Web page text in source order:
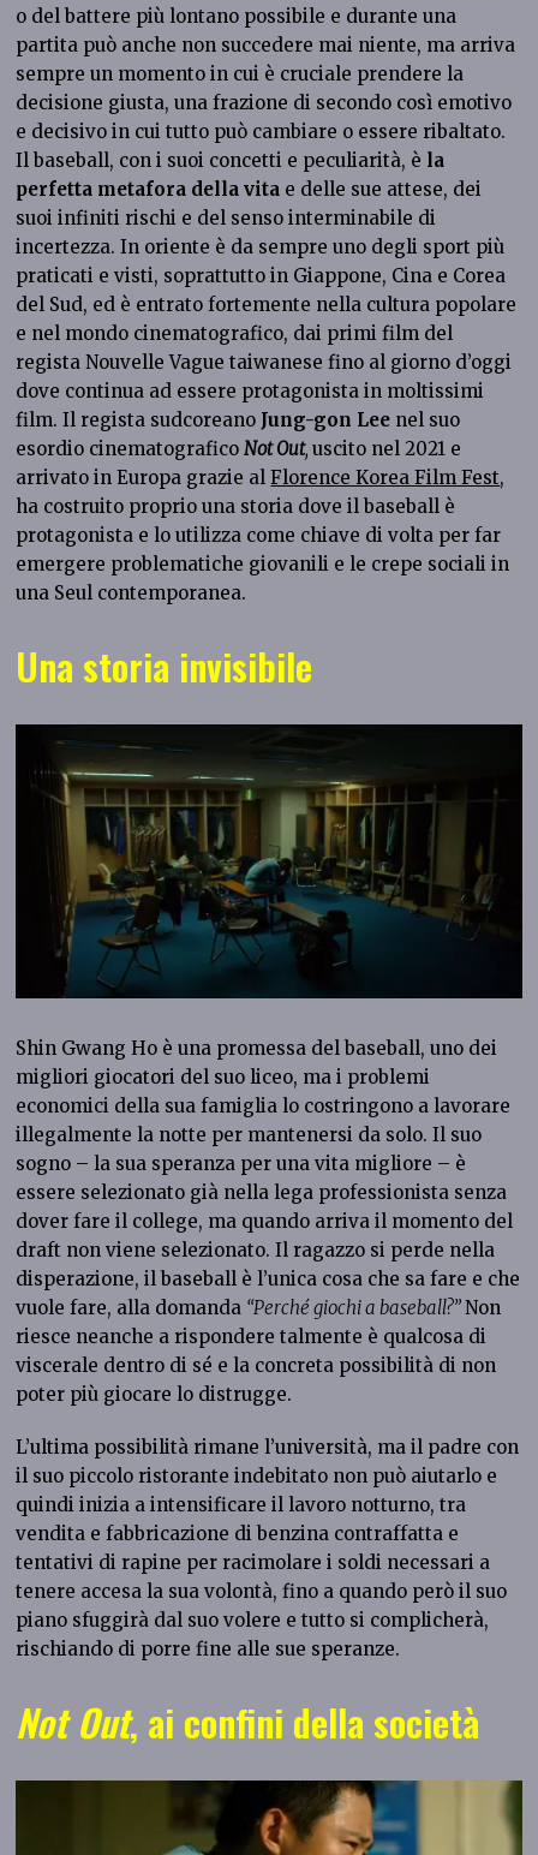
o del battere più lontano possibile e durante una
partita può anche non succedere mai niente, ma arriva
sempre un momento in cui è cruciale prendere la
decisione giusta, una frazione di secondo così emotivo
e decisivo in cui tutto può cambiare o essere ribaltato.
Il baseball, con i suoi concetti e peculiarità, è la
perfetta metafora della vita e delle sue attese, dei
suoi infiniti rischi e del senso interminabile di
incertezza. In oriente è da sempre uno degli sport più
praticati e visti, soprattutto in Giappone, Cina e Corea
del Sud, ed è entrato fortemente nella cultura popolare
e nel mondo cinematografico, dai primi film del
regista Nouvelle Vague taiwanese fino al giorno d’oggi
dove continua ad essere protagonista in moltissimi
film. Il regista sudcoreano Jung-gon Lee nel suo
esordio cinematografico Not Out,uscito nel 2021 e
arrivato in Europa grazie alFlorence Korea Film Fest,
ha costruito proprio una storia dove il baseball è
protagonista e lo utilizza come chiave di volta per far
emergere problematiche giovanili e le crepe sociali in
una Seul contemporanea.
Una storia invisibile
Shin Gwang Ho è una promessa del baseball, uno dei
migliori giocatori del suo liceo, ma i problemi
economici della sua famiglia lo costringono a lavorare
illegalmente la notte per mantenersi da solo. Il suo
sogno – la sua speranza per una vita migliore – è
essere selezionato già nella lega professionista senza
dover fare il college, ma quando arriva il momento del
draft non viene selezionato. Il ragazzo si perde nella
disperazione, il baseball è l’unica cosa che sa fare e che
vuole fare, alla domanda “Perché giochi a baseball?”Non
riesce neanche a rispondere talmente è qualcosa di
viscerale dentro di sé e la concreta possibilità di non
poter più giocare lo distrugge.
L’ultima possibilità rimane l’università, ma il padre con
il suo piccolo ristorante indebitato non può aiutarlo e
quindi inizia a intensificare il lavoro notturno, tra
vendita e fabbricazione di benzina contraffatta e
tentativi di rapine per racimolare i soldi necessari a
tenere accesa la sua volontà, fino a quando però il suo
piano sfuggirà dal suo volere e tutto si complicherà,
rischiando di porre fine alle sue speranze.
Not Out, ai confini della società